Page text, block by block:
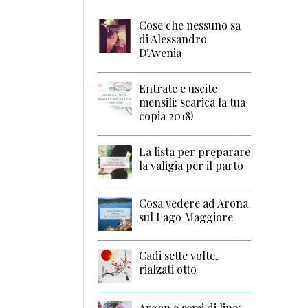
Cose che nessuno sa
di Alessandro
D’Avenia
Entrate e uscite
mensili: scarica la tua
copia 2018!
La lista per preparare
la valigia per il parto
Cosa vedere ad Arona
sul Lago Maggiore
Cadi sette volte,
rialzati otto